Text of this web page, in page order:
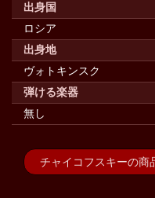
出身国
ロシア
出身地
ヴォトキンスク
弾ける楽器
無し
チャイコフスキーの商